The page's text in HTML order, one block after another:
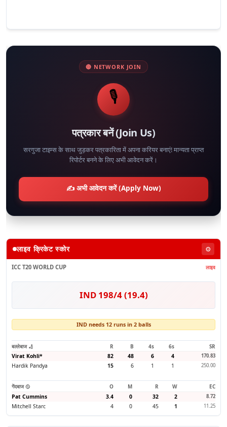
🔴 NETWORK JOIN
🎙️
पत्रकार बनें (Join Us)
सरगुजा टाइम्स के साथ जुड़कर पत्रकारिता में अपना करियर बनाएं! मान्यता प्राप्त
रिपोर्टर बनने के लिए अभी आवेदन करें।
✍️ अभी आवेदन करें (Apply Now)
लाइव क्रिकेट स्कोर ⚙️
ICC T20 WORLD CUP लाइव
IND 198/4 (19.4)
IND needs 12 runs in 2 balls
बल्लेबाज 🏏 R B 4s 6s
SR
Virat Kohli* 82 48 6 4 170.83
Hardik Pandya 15 6 1 1 250.00
गेंदबाज 🥎 O M R W
EC
Pat Cummins
3.4 0 32 2 8.72
Mitchell Starc 4 0 45 1 11.25